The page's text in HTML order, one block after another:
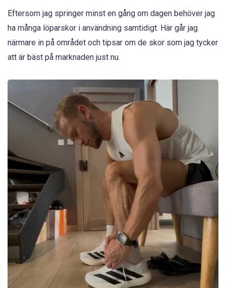
Eftersom jag springer minst en gång om dagen behöver jag
ha många löparskor i användning samtidigt. Här går jag
närmare in på området och tipsar om de skor som jag tycker
att är bäst på marknaden just nu.